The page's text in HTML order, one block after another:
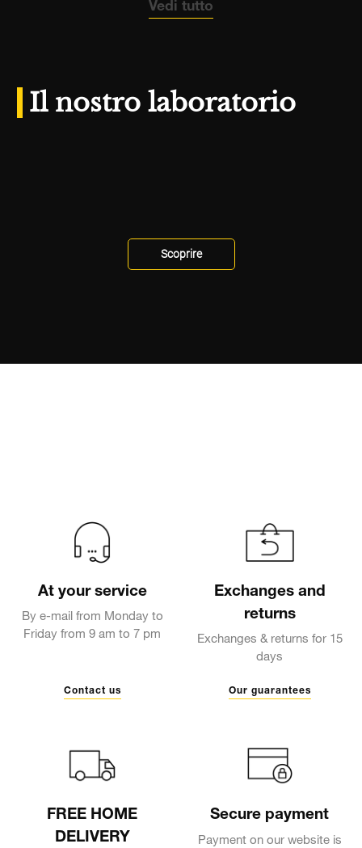
Vedi tutto
Il nostro laboratorio
Scoprire
At your service
By e-mail from Monday to
Friday from 9 am to 7 pm
Contact us
Exchanges and
returns
Exchanges & returns for 15
days
Our guarantees
FREE HOME
DELIVERY
Secure payment
Payment on our website is